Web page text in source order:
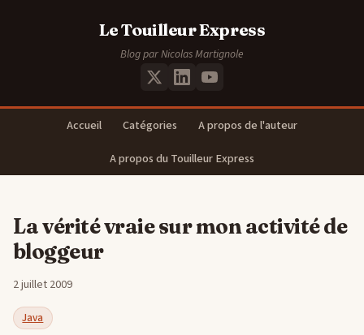
Le Touilleur Express
Blog par Nicolas Martignole
Accueil Catégories
A propos de l'auteur
A propos du Touilleur Express
La vérité vraie sur mon activité de
bloggeur
2 juillet 2009
Java